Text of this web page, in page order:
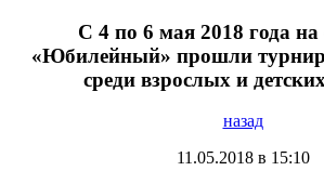
С 4 по 6 мая 2018 года на
«Юбилейный» прошли
среди взрослых и
назад
11.05.2018 в 15:10